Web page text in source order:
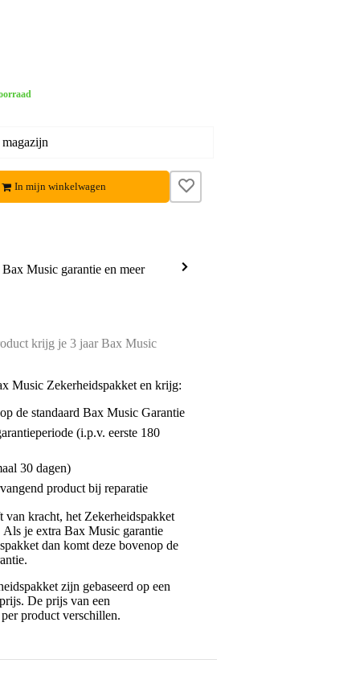
In mijn winkelwagen
Music garantie en meer
krijg je 3 jaar Bax Music
Music Zekerheidspakket en krijg:
de standaard Bax Music Garantie
(i.p.v. eerste 180
30 dagen)
product bij reparatie
kracht, het Zekerheidspakket
je extra Bax Music garantie
dan komt deze bovenop de
zijn gebaseerd op een
De prijs van een
product verschillen.